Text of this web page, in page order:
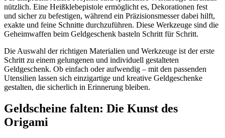
nützlich. Eine Heißklebepistole ermöglicht es, Dekorationen fest
und sicher zu befestigen, während ein Präzisionsmesser dabei hilft,
exakte und feine Schnitte durchzuführen. Diese Werkzeuge sind die
Geheimwaffen beim Geldgeschenk basteln Schritt für Schritt.
Die Auswahl der richtigen Materialien und Werkzeuge ist der erste
Schritt zu einem gelungenen und individuell gestalteten
Geldgeschenk. Ob einfach oder aufwendig – mit den passenden
Utensilien lassen sich einzigartige und kreative Geldgeschenke
gestalten, die sicherlich in Erinnerung bleiben.
Geldscheine falten: Die Kunst des
Origami